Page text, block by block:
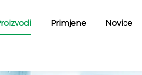
Primjene Novice